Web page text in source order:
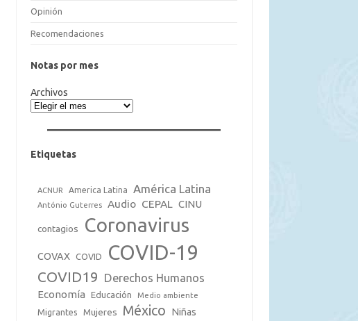
Opinión
Recomendaciones
Notas por mes
Archivos
Etiquetas
ACNUR America Latina América Latina
António Guterres Audio CEPAL CINU
contagios Coronavirus
COVAX COVID COVID-19
COVID19 Derechos Humanos
Economía Educación Medio ambiente
Migrantes Mujeres México Niñas